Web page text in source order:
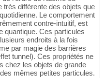
très différente des objets que
Le comportement
contre-intuitif, est
quantique. Ces particules
endroits à la fois
par magie des barrières
tunnel). Ces propriétés ne
chez les objets de grande
mêmes petites particules.